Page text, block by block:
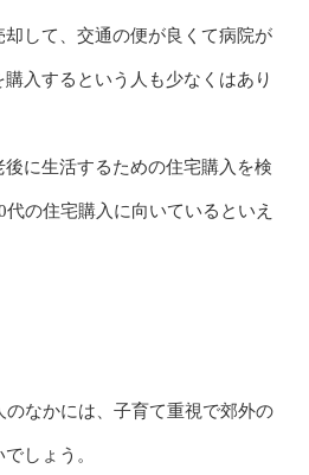
して、交通の便が良くて病院が
入するという人も少なくはあり
に生活するための住宅購入を検
の住宅購入に向いているといえ
のなかには、子育て重視で郊外の
しょう。